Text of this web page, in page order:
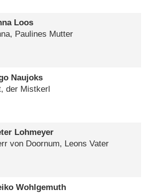
Loos
Paulines Mutter
Naujoks
der Mistkerl
Lohmeyer
von Doornum, Leons Vater
Wohlgemuth